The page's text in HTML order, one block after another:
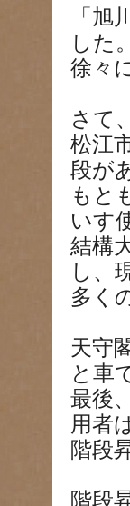
「
した。
徐々
さて
松江
段が
もと
いす
結構
し、
多く
天守
と車
最後
用者
階段
階段